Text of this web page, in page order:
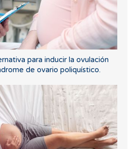
para inducir la ovulación
de ovario poliquístico.